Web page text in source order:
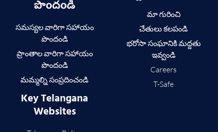
పొందండి
సమస్యల వారిగా సహాయం
పొందండి
ప్రాంతాల వారిగా సహాయం
పొందండి
మమ్మల్ని సంప్రదించండి
Key Telangana
Websites
మా గురించి
చేతులు కలపండి
భరోసా సంఘానికి మద్దతు
ఇవ్వండి
Careers
T-Safe